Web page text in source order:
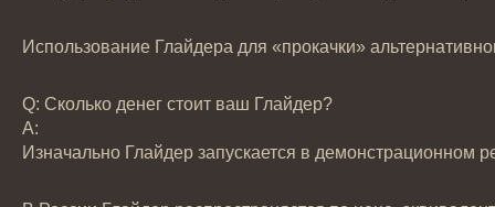
Использование Глайдера для «прокачки»
Q: Сколько денег стоит ваш Глайдер?
А:
Изначально Глайдер запускается в демонстрационном